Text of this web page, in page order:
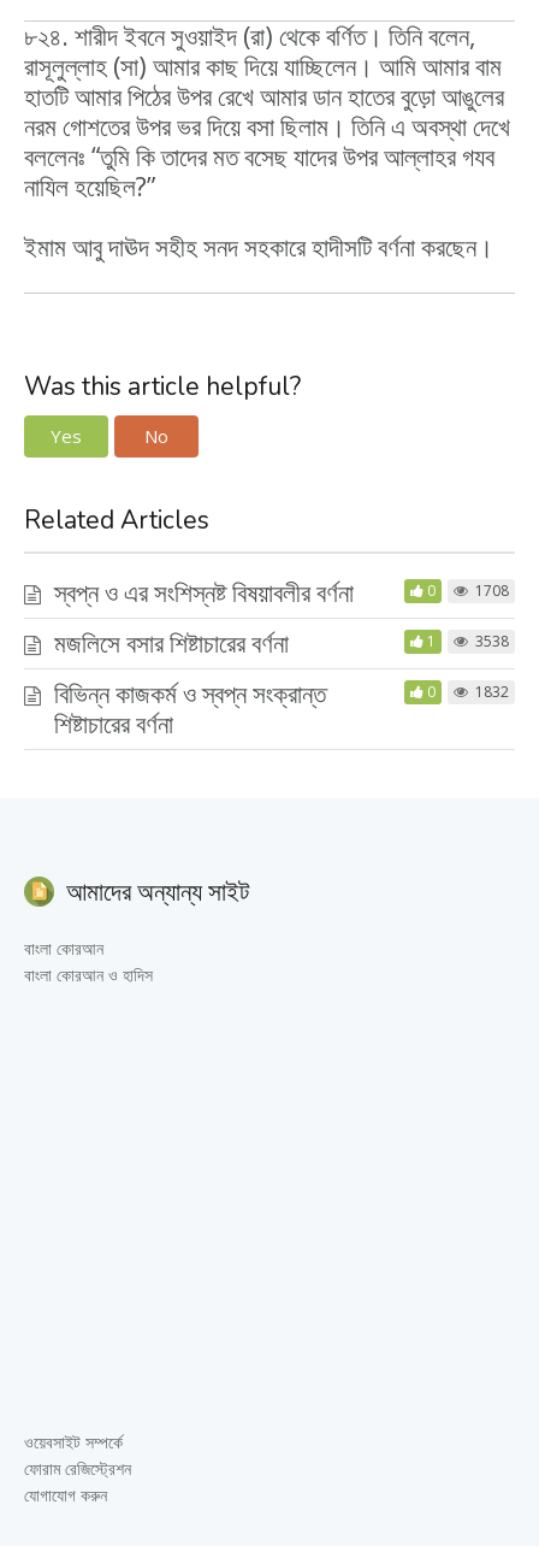
৮২৪. শারীদ ইবনে সুওয়াইদ (রা) থেকে বর্ণিত। তিনি বলেন,
রাসূলুল্লাহ (সা) আমার কাছ দিয়ে যাচ্ছিলেন। আমি আমার বাম
হাতটি আমার পিঠের উপর রেখে আমার ডান হাতের বুড়ো আঙুলের
নরম গোশতের উপর ভর দিয়ে বসা ছিলাম। তিনি এ অবস্থা দেখে
বললেনঃ “তুমি কি তাদের মত বসেছ যাদের উপর আল্লাহর গযব
নাযিল হয়েছিল?”
ইমাম আবু দাঊদ সহীহ সনদ সহকারে হাদীসটি বর্ণনা করছেন।
Was this article helpful?
Yes No
Related Articles
স্বপ্ন ও এর সংশিস্নষ্ট বিষয়াবলীর বর্ণনা 0 1708
মজলিসে বসার শিষ্টাচারের বর্ণনা 1 3538
বিভিন্ন কাজকর্ম ও স্বপ্ন সংক্রান্ত
শিষ্টাচারের বর্ণনা
0 1832
আমাদের অন্যান্য সাইট
বাংলা কোরআন
বাংলা কোরআন ও হাদিস
ওয়েবসাইট সম্পর্কে
ফোরাম রেজিস্ট্রেশন
যোগাযোগ করুন